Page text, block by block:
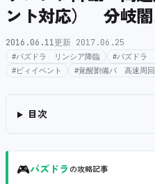
ント対応） 分岐
2016.06.11更新 2017.06.25
#パズドラ リンシア降臨 #パズドラ
#ピィイベント
#覚醒劉備パ 高速周回
目次
🎮パズドラの攻略記事